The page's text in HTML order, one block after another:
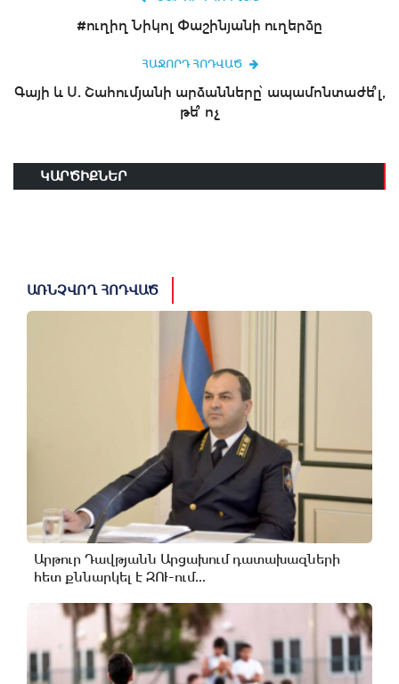
#ուղիղ Նիկոլ Փաշինյանի ուղերձը
ՀԱՋՈՐԴ ՀՈԴՎԱԾ
Գայի և Ս. Շահումյանի արձանները՝ ապամոնտաժե՞լ,
թե՞ ոչ
ԿԱՐԾԻՔՆԵՐ
ԱՌՆՉՎՈՂ ՀՈԴՎԱԾ
Արթուր Դավթյանն Արցախում դատախազների
հետ քննարկել է ԶՈՒ-ում...